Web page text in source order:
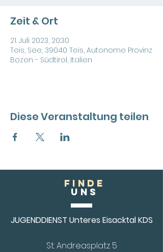
Zeit & Ort
21. Juli 2023, 20:30
Teis, See, 39040 Teis, Autonome Provinz
Bozen - Südtirol, Italien
Diese Veranstaltung teilen
FINDE
Uns
JUGENDDIENST Unteres Eisacktal KDS
St. Andreasplatz 5